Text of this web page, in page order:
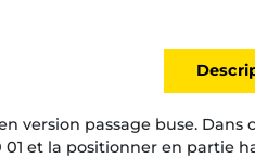
version passage buse.
01 et la positionner en partie